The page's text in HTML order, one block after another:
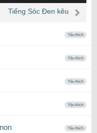
Tiếng Sóc Đen kêu
Yêu thích
Yêu thích
Yêu thích
Yêu thích
Yêu thích